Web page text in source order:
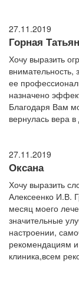
27.11.2019
Горная
Хочу выразить
внимательность,
ее
назначено
Благодаря Вам
вернулась вера
27.11.2019
Оксана
Хочу выразить
Алексеенко И.В.
месяц моего
значительные
настроении,
рекомендациям
клиника,всем